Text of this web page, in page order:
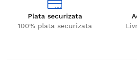
Plata securizata
100% plata securizata